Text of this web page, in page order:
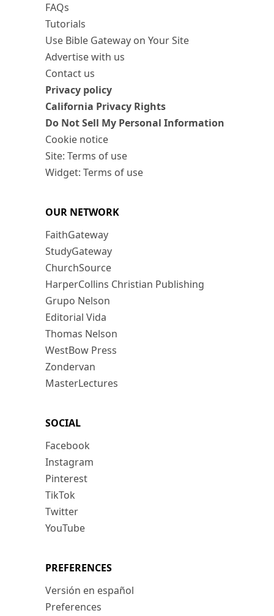
FAQs
Tutorials
Use Bible Gateway on Your Site
Advertise with us
Contact us
Privacy policy
California Privacy Rights
Do Not Sell My Personal Information
Cookie notice
Site: Terms of use
Widget: Terms of use
OUR NETWORK
FaithGateway
StudyGateway
ChurchSource
HarperCollins Christian Publishing
Grupo Nelson
Editorial Vida
Thomas Nelson
WestBow Press
Zondervan
MasterLectures
SOCIAL
Facebook
Instagram
Pinterest
TikTok
Twitter
YouTube
PREFERENCES
Versión en español
Preferences